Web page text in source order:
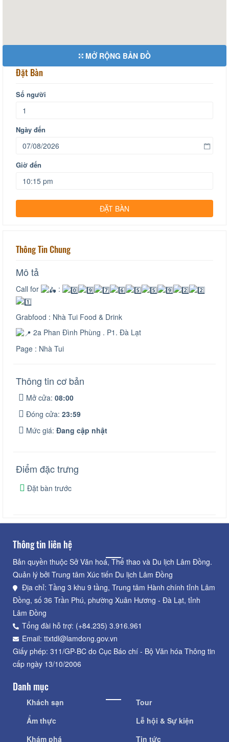
MỞ RỘNG BẢN ĐỒ
Đặt Bàn
Số người
Ngày đến
Giờ đến
Thông Tin Chung
Mô tả
Call for :
Grabfood : Nhà Tui Food & Drink
2a Phan Đình Phùng . P1. Đà Lạt
Page : Nhà Tui
Thông tin cơ bản
Mở cửa: 08:00
Đóng cửa: 23:59
Mức giá: Đang cập nhật
Điểm đặc trưng
Đặt bàn trước
Thông tin liên hệ
Bản quyền thuộc Sở Văn hoá, Thể thao và Du lịch Lâm Đồng.
Quản lý bởi Trung tâm Xúc tiến Du lịch Lâm Đồng
Địa chỉ: Tầng 3 khu 9 tầng, Trung tâm Hành chính tỉnh Lâm
Đồng, số 36 Trần Phú, phường Xuân Hương - Đà Lạt, tỉnh
Lâm Đồng
Tổng đài hỗ trợ: (+84.235) 3.916.961
Email: ttxtdl@lamdong.gov.vn
Giấy phép: 311/GP-BC do Cục Báo chí - Bộ Văn hóa Thông tin
cấp ngày 13/10/2006
Danh mục
Khách sạn
Ẩm thực
Khám phá
Tour
Lễ hội & Sự kiện
Tin tức